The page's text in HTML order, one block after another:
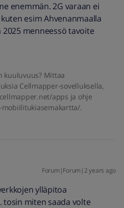
enemmän. 2G varaan ei
esim Ahvenanmaalla
menneessö tavoite
kuuluvuus? Mittaa
Cellmapper-sovelluksella,
apps ja ohje
.
Forum|Forum|2 years ago
ylläpitoa
tosin miten saada volte